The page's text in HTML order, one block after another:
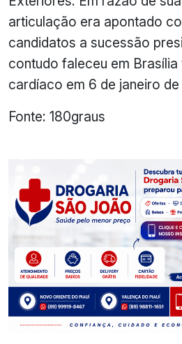
articulação era apontado
candidatos a sucessão
contudo faleceu em
cardíaco em 6 de janeiro de
Fonte: 180graus